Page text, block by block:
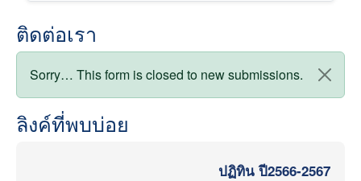
ติดต่อเรา
สถานะข้อความ
Sorry… This form is closed to new submissions.
ลิงค์ที่พบบ่อย
ปฏิทิน ปี2566-2567